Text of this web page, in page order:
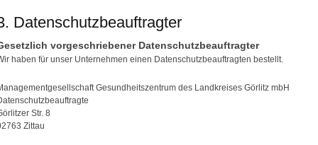
Datenschutzbeauftragter
vorgeschriebener Datenschutzbeauftragter
haben für unser Unternehmen einen Datenschutzbeauftragten bestellt.
Gesundheitszentrum des Landkreises Görlitz mbH
Str. 8
Zittau